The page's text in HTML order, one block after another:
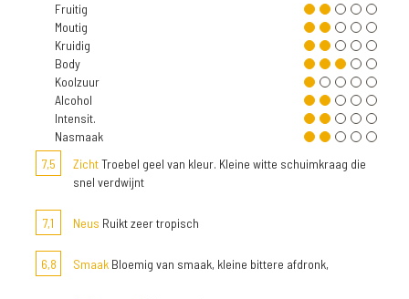
Fruitig
Moutig
Kruidig
Body
Koolzuur
Alcohol
Intensit.
Nasmaak
7,5
ZichtTroebel geel van kleur. Kleine witte schuimkraag die
snel verdwijnt
7,1 Neus Ruikt zeer tropisch
6,8 Smaak Bloemig van smaak, kleine bittere afdronk,